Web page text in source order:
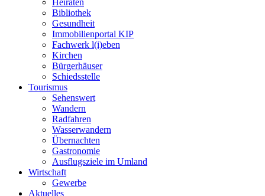
Heiraten
Bibliothek
Gesundheit
Immobilienportal KIP
Fachwerk l(i)eben
Kirchen
Bürgerhäuser
Schiedsstelle
Tourismus
Sehenswert
Wandern
Radfahren
Wasserwandern
Übernachten
Gastronomie
Ausflugsziele im Umland
Wirtschaft
Gewerbe
Aktuelles